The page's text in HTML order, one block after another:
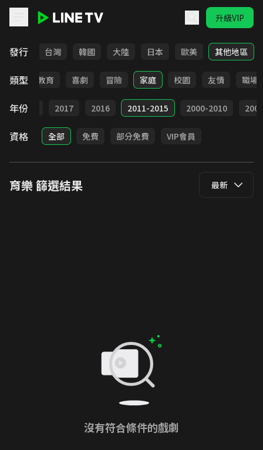
升級VIP
發行
全部 台灣 韓國 大陸 日本 歐美 其他地區
類型
日常 教育 喜劇 冒險 家庭 校園 友情 職場
年份
2018 2017 2016 2011-2015 2000-2010
資格 全部 免費 部分免費 VIP會員
育樂篩選結果 最新
沒有符合條件的戲劇